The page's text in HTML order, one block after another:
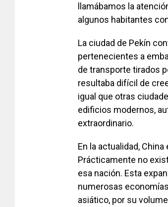
llamábamos la
algunos habitantes
La ciudad de Pekín
pertenecientes a
de transporte tirados
resultaba difícil de
igual que otras
edificios modernos,
extraordinario.
En la actualidad,
Prácticamente no
esa nación. Esta
numerosas
asiático, por su